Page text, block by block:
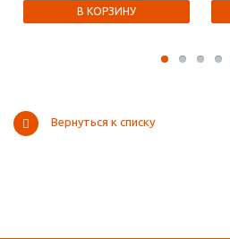
В КОРЗИНУ
Вернуться к списку